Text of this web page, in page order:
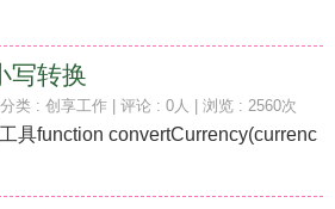
写转换
分类 : 创享工作 | 评论 : 0人 | 浏览 : 2560次
具function convertCurrency(currenc